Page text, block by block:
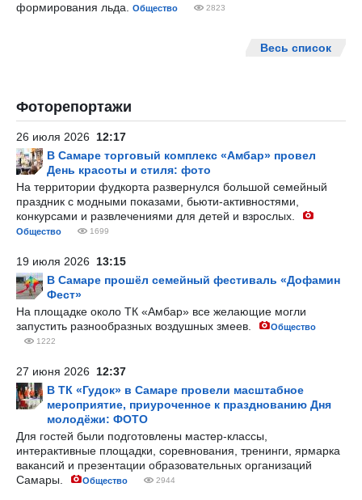
формирования льда.
Общество 2823
Весь список
Фоторепортажи
26 июля 2026 12:17
В Самаре торговый комплекс «Амбар» провел
День красоты и стиля: фото
На территории фудкорта развернулся большой семейный
праздник с модными показами, бьюти-активностями,
конкурсами и развлечениями для детей и взрослых.
Общество 1699
19 июля 2026 13:15
В Самаре прошёл семейный фестиваль «Дофамин
Фест»
На площадке около ТК «Амбар» все желающие могли
запустить разнообразных воздушных змеев.
Общество
1222
27 июня 2026 12:37
В ТК «Гудок» в Самаре провели масштабное
мероприятие, приуроченное к празднованию Дня
молодёжи: ФОТО
Для гостей были подготовлены мастер-классы,
интерактивные площадки, соревнования, тренинги, ярмарка
вакансий и презентации образовательных организаций
Самары.
Общество 2944